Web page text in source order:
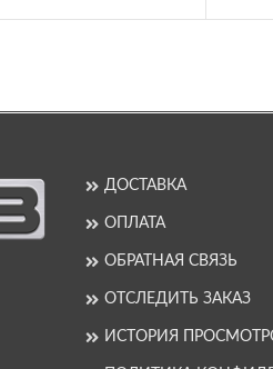
ДОСТАВКА
ОПЛАТА
ОБРАТНАЯ СВЯЗЬ
ОТСЛЕДИТЬ ЗАКАЗ
ИСТОРИЯ